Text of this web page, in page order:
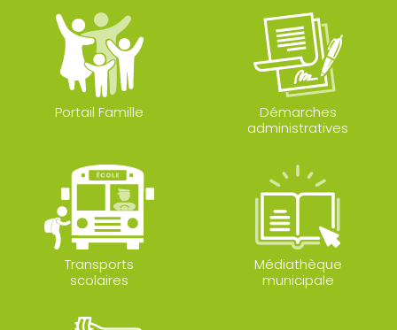
Portail Famille
Démarches
administratives
Transports
scolaires
Médiathèque
municipale